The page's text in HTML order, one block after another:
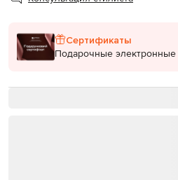
Сертификаты
Подарочные электронные